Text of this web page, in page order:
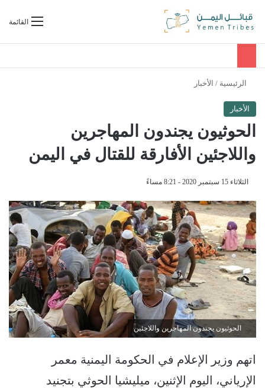
القائمةبحث عن
الرئيسية / الأخبار
الأخبار
الحوثيون يجندون المهاجرين
واللاجئين الأفارقة للقتال في اليمن
الثلاثاء 15 سبتمبر 2020 - 8:21 مساءً
الحوثيون يجندون المهاجرين واللاجئين
اتهم وزير الإعلام في الحكومة اليمنية معمر
الإرياني، اليوم الإثنين، ميليشيا الحوثي بتجنيد